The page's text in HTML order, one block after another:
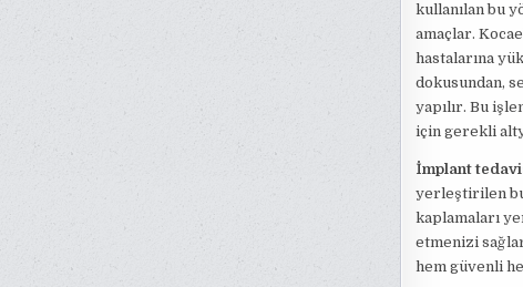
kullanılan bu
amaçlar.
hastalarına
dokusundan,
yapılır. Bu
için gerekli
İmplant
yerleştirilen
kaplamaları
etmenizi
hem güvenli